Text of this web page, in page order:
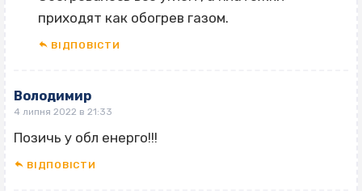
приходят как обогрев газом.
ВІДПОВІCТИ
Володимир
4 липня 2022 в 21:33
Позичь у обл енерго!!!
ВІДПОВІCТИ